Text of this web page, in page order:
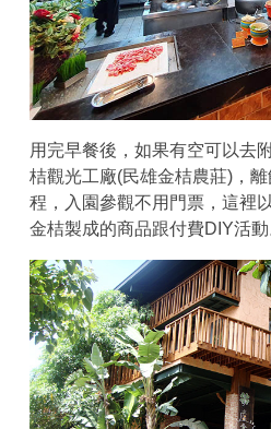
用完早餐後，如果有空可以去
桔觀光工廠(民雄金桔農莊)，
程，入園參觀不用門票，這裡
金桔製成的商品跟付費DIY活動